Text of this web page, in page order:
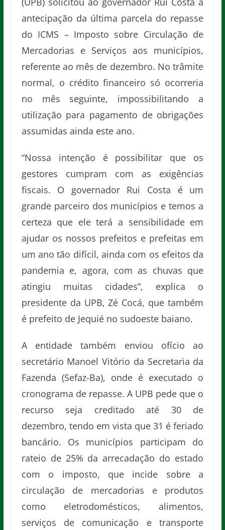
antecipação da última parcela do repasse
do ICMS – Imposto sobre Circulação de
Mercadorias e Serviços aos municípios,
referente ao mês de dezembro. No trâmite
normal, o crédito financeiro só ocorreria
no mês seguinte, impossibilitando a
utilização para pagamento de obrigações
assumidas ainda este ano.
“Nossa intenção é possibilitar que os
gestores cumpram com as exigências
fiscais. O governador Rui Costa é um
grande parceiro dos municípios e temos a
certeza que ele terá a sensibilidade em
ajudar os nossos prefeitos e prefeitas em
um ano tão difícil, ainda com os efeitos da
pandemia e, agora, com as chuvas que
atingiu muitas cidades”, explica o
presidente da UPB, Zé Cocá, que também
é prefeito de Jequié no sudoeste baiano.
A entidade também enviou ofício ao
secretário Manoel Vitório da Secretaria da
Fazenda (Sefaz-Ba), onde é executado o
cronograma de repasse. A UPB pede que o
recurso seja creditado até 30 de
dezembro, tendo em vista que 31 é feriado
bancário. Os municípios participam do
rateio de 25% da arrecadação do estado
com o imposto, que incide sobre a
circulação de mercadorias e produtos
como eletrodomésticos, alimentos,
serviços de comunicação e transporte